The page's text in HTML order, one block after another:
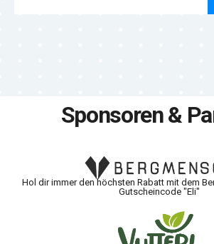
Sponsoren &
Hol dir immer den höchsten Rabatt mit dem
Gutscheincode "Eli"